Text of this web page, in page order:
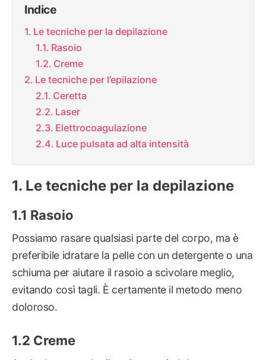
Indice
Le tecniche per la depilazione
Rasoio
Creme
Le tecniche per l’epilazione
Ceretta
Laser
Elettrocoagulazione
Luce pulsata ad alta intensità
Le tecniche per la depilazione
Rasoio
Possiamo rasare qualsiasi parte del corpo, ma è
preferibile idratare la pelle con un detergente o una
schiuma per aiutare il rasoio a scivolare meglio,
evitando così tagli. È certamente il metodo meno
doloroso.
Creme